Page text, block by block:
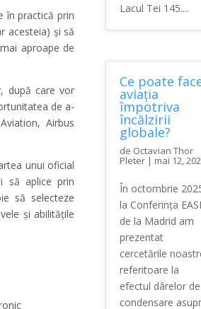
în practică prin
acesteia) și să
aproape de
după care vor
de a-
Airbus
unui oficial
să aplice prin
să selecteze
și abilitățile
Lacul Tei 145....
Ce poate
aviația
împotriva
încălzirii
globale?
de Octavian Thor
Pleter| mai 12,
În octombrie
la Conferința
de la Madrid am
prezentat
cercetările
referitoare la
efectul dârelor de
condensare